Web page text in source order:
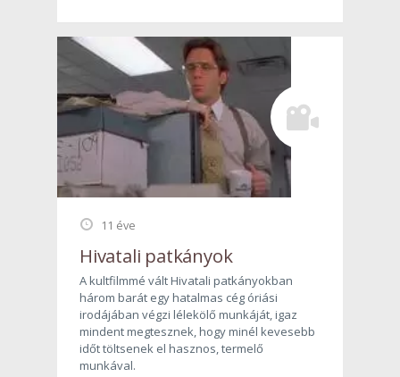
11 éve
Hivatali patkányok
A kultfilmmé vált Hivatali patkányokban
három barát egy hatalmas cég óriási
irodájában végzi lélekölő munkáját, igaz
mindent megtesznek, hogy minél kevesebb
időt töltsenek el hasznos, termelő
munkával.